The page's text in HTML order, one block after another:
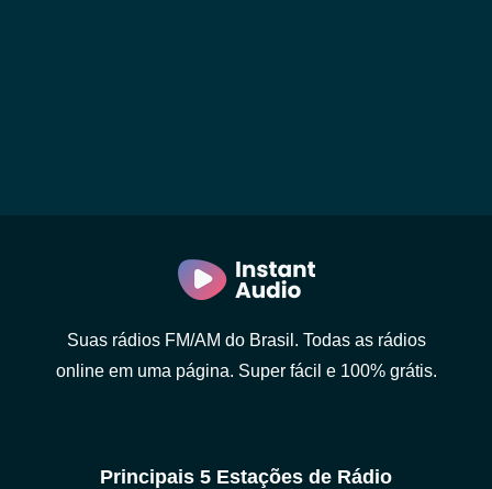
Suas rádios FM/AM do Brasil. Todas as rádios
online em uma página. Super fácil e 100% grátis.
Principais 5 Estações de Rádio